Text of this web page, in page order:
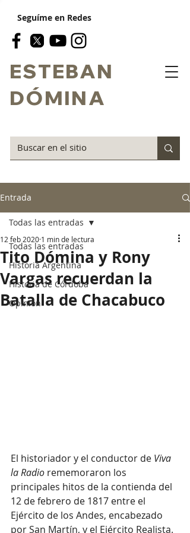
ESTEBAN
DÓMINA
Seguíme en Redes
Entrada
Todas las entradas
Historia Argentina
Historia de Córdoba
Opinión
Todas las entradas
Tito Dómina y Rony
Vargas recuerdan la
Batalla de Chacabuco
12 feb 2020 1 min de lectura
El historiador y el conductor de Viva
la Radio rememoraron los
principales hitos de la contienda del
12 de febrero de 1817 entre el
Ejército de los Andes, encabezado
por San Martín, y el Ejército Realista.